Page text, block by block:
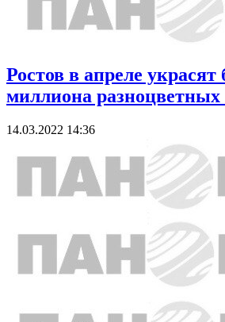
Ростов в апреле украсят
миллиона разноцветных
14.03.2022 14:36